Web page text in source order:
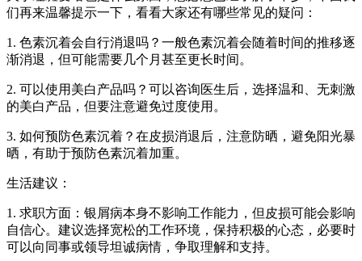
们再来温馨提示一下，看看大家还有哪些常见的疑问：
1. 色素沉着会自行消退吗？一般色素沉着会随着时间的推移逐
渐消退，但可能需要几个月甚至更长时间。
2. 可以使用美白产品吗？可以咨询医生后，选择温和、无刺激
的美白产品，但要注意避免过度使用。
3. 如何预防色素沉着？在皮损消退后，注意防晒，避免阳光暴
晒，有助于预防色素沉着加重。
生活建议：
1. 求职方面：银屑病本身不影响工作能力，但皮损可能会影响
自信心。建议选择宽松的工作环境，保持积极的心态，必要时
可以向同事或领导坦诚病情，争取理解和支持。